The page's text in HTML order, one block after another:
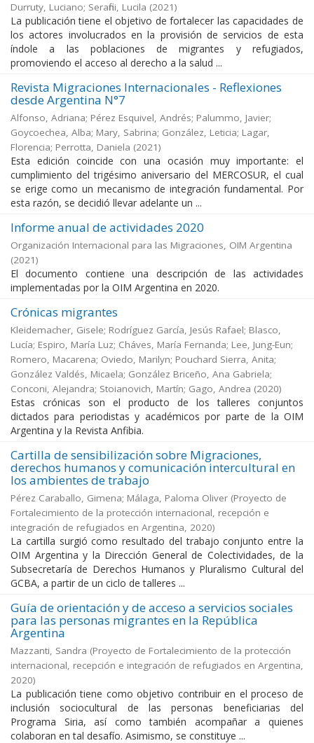
Durruty, Luciano; Serafini, Lucila (2021)
La publicación tiene el objetivo de fortalecer las capacidades de
los actores involucrados en la provisión de servicios de esta
índole a las poblaciones de migrantes y refugiados,
promoviendo el acceso al derecho a la salud ...
Revista Migraciones Internacionales - Reflexiones
desde Argentina N°7
Alfonso, Adriana; Pérez Esquivel, Andrés; Palummo, Javier;
Goycoechea, Alba; Mary, Sabrina; González, Leticia; Lagar,
Florencia; Perrotta, Daniela (2021)
Esta edición coincide con una ocasión muy importante: el
cumplimiento del trigésimo aniversario del MERCOSUR, el cual
se erige como un mecanismo de integración fundamental. Por
esta razón, se decidió llevar adelante un ...
Informe anual de actividades 2020
Organización Internacional para las Migraciones, OIM Argentina
(2021)
El documento contiene una descripción de las actividades
implementadas por la OIM Argentina en 2020.
Crónicas migrantes
Kleidemacher, Gisele; Rodríguez García, Jesús Rafael; Blasco,
Lucía; Espiro, María Luz; Cháves, María Fernanda; Lee, Jung-Eun;
Romero, Macarena; Oviedo, Marilyn; Pouchard Sierra, Anita;
González Valdés, Micaela; González Briceño, Ana Gabriela;
Conconi, Alejandra; Stoianovich, Martín; Gago, Andrea (2020)
Estas crónicas son el producto de los talleres conjuntos
dictados para periodistas y académicos por parte de la OIM
Argentina y la Revista Anfibia.
Cartilla de sensibilización sobre Migraciones,
derechos humanos y comunicación intercultural en
los ambientes de trabajo
Pérez Caraballo, Gimena; Málaga, Paloma Oliver (Proyecto de
Fortalecimiento de la protección internacional, recepción e
integración de refugiados en Argentina, 2020)
La cartilla surgió como resultado del trabajo conjunto entre la
OIM Argentina y la Dirección General de Colectividades, de la
Subsecretaría de Derechos Humanos y Pluralismo Cultural del
GCBA, a partir de un ciclo de talleres ...
Guía de orientación y de acceso a servicios sociales
para las personas migrantes en la República
Argentina
Mazzanti, Sandra (Proyecto de Fortalecimiento de la protección
internacional, recepción e integración de refugiados en Argentina,
2020)
La publicación tiene como objetivo contribuir en el proceso de
inclusión sociocultural de las personas beneficiarias del
Programa Siria, así como también acompañar a quienes
colaboran en tal desafío. Asimismo, se constituye ...